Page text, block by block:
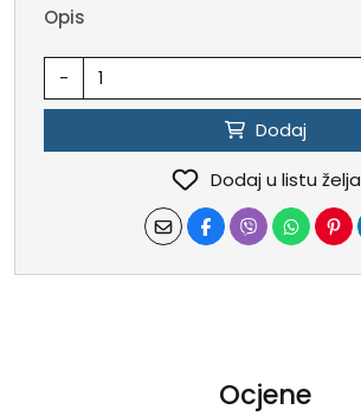
Opis
-
Dodaj
Dodaj u listu želja
Ocjene